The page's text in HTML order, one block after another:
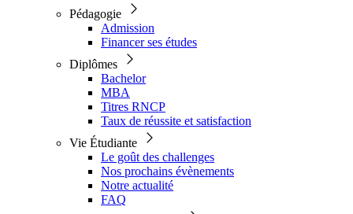
Pédagogie
Admission
Financer ses études
Diplômes
Bachelor
MBA
Titres RNCP
Taux de réussite et satisfaction
Vie Étudiante
Le goût des challenges
Nos prochains évènements
Notre actualité
FAQ